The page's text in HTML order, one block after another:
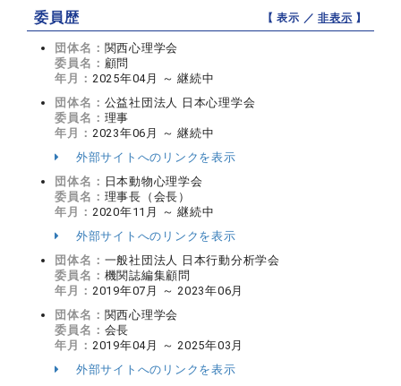
委員歴 【 表示 ／非表示 】
団体名： 関西心理学会
委員名： 顧問
年月： 2025年04月 ～ 継続中
団体名： 公益社団法人 日本心理学会
委員名： 理事
年月： 2023年06月 ～ 継続中
外部サイトへのリンクを表示
団体名： 日本動物心理学会
委員名： 理事長（会長）
年月： 2020年11月 ～ 継続中
外部サイトへのリンクを表示
団体名： 一般社団法人 日本行動分析学会
委員名： 機関誌編集顧問
年月： 2019年07月 ～ 2023年06月
団体名： 関西心理学会
委員名： 会長
年月： 2019年04月 ～ 2025年03月
外部サイトへのリンクを表示